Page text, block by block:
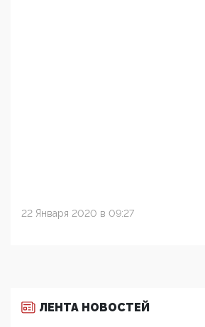
22 Января 2020 в 09:27
ЛЕНТА НОВОСТЕЙ